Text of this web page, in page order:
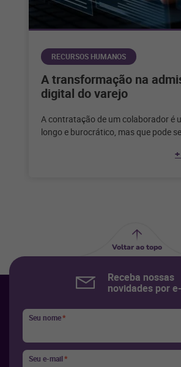
RECURSOS HUMANOS
A transformação na
digital do varejo
A contratação de um colaborador é
longo e burocrático, mas que pode
Voltar ao topo
Receba nossas
novidades por
Seu nome*
Seu e-mail*